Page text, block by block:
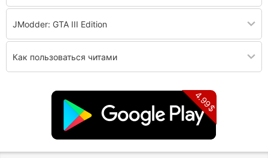
JModder: GTA III Edition
Как пользоваться читами
4.99$